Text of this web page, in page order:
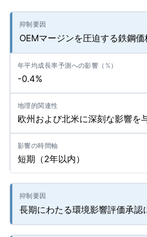
OEMマージンを圧迫する鉄鋼価
-0.4%
欧州および北米に深刻な影響を
短期（2年以内）
長期にわたる環境影響評価承認